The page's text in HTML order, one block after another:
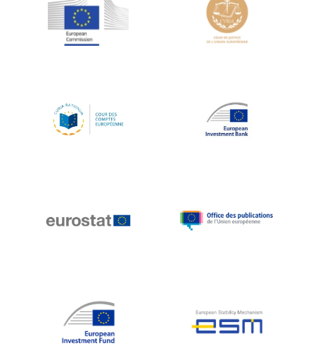
Jean-Louis Schiltz
Jean-Victor Louis
Johnny Åkerholm
Katharien L.C. Hunt
Klaus-Heiner Lehne
Koen LENAERTS
Lars Heikensten